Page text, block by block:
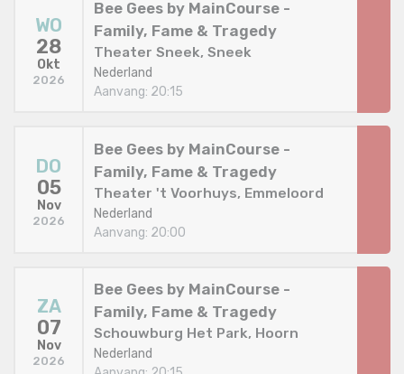
WO
28
Okt
2026
Bee Gees by MainCourse -
Family, Fame & Tragedy
Theater Sneek, Sneek
Nederland
Aanvang: 20:15
DO
05
Nov
2026
Bee Gees by MainCourse -
Family, Fame & Tragedy
Theater 't Voorhuys, Emmeloord
Nederland
Aanvang: 20:00
ZA
07
Nov
2026
Bee Gees by MainCourse -
Family, Fame & Tragedy
Schouwburg Het Park, Hoorn
Nederland